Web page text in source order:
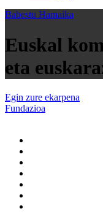
Babestu Hamaika
Euskal
eta
Egin zure ekarpena
Fundazioa